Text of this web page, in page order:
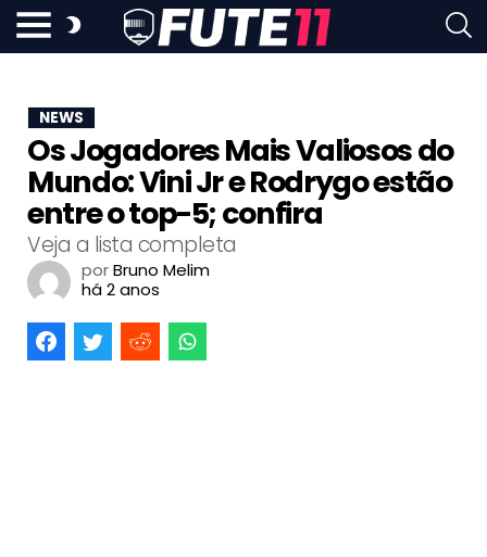
NEWS
Os Jogadores Mais Valiosos do
Mundo: Vini Jr e Rodrygo estão
entre o top-5; confira
Veja a lista completa
porBruno Melim
há 2 anos